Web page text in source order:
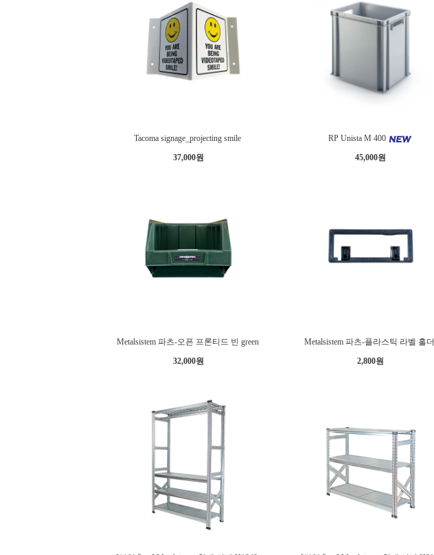
Tacoma signage_projecting smile
37,000원
RP Unista M 400
45,000원
Metalsistem 파츠-오픈 프론티드 빈 green
32,000원
Metalsistem 파츠-플라스틱 라벨 홀더
2,800원